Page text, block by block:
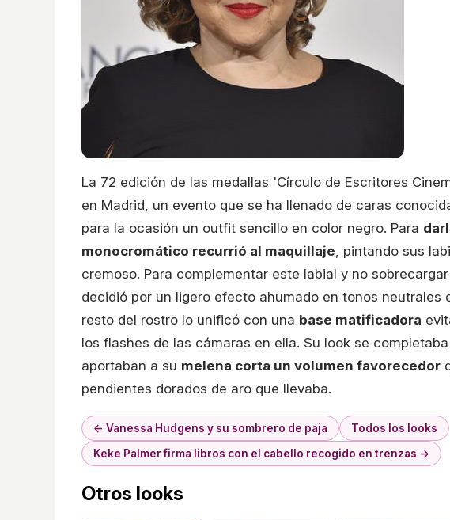
La 72 edición de las medallas 'Círculo de Escritores
en Madrid, un evento que se ha llenado de caras
para la ocasión un outfit sencillo en color negro. Para
monocromático recurrió al maquillaje, pintando sus
cremoso. Para complementar este labial y no
decidió por un ligero efecto ahumado en tonos neutrales
resto del rostro lo unificó con una base matificadora
los flashes de las cámaras en ella. Su look se
aportaban a su melena corta un volumen favorecedor
pendientes dorados de aro que llevaba.
← Vanessa Hudgens y su sombrero de paja
Todos los looks
Keke Palmer firma libros con el cabello recogido en trenzas →
Otros looks